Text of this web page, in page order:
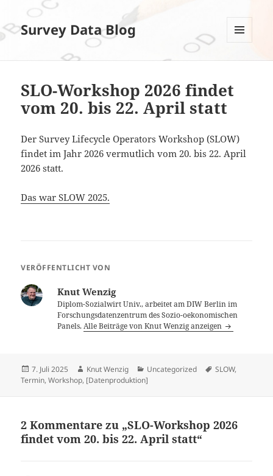
Survey Data Blog
SLO-Workshop 2026 findet
vom 20. bis 22. April statt
Der Survey Lifecycle Operators Workshop (SLOW)
findet im Jahr 2026 vermutlich vom 20. bis 22. April
2026 statt.
Das war SLOW 2025.
VERÖFFENTLICHT VON
Knut Wenzig
Diplom-Sozialwirt Univ., arbeitet am DIW Berlin im
Forschungsdatenzentrum des Sozio-oekonomischen
Panels.Alle Beiträge von Knut Wenzig anzeigen
Veröffentlicht
am
7. Juli 2025 Autor
Knut Wenzig Kategorien
Uncategorized Schlagwörter
SLOW,
Termin,Workshop, [Datenproduktion]
2 Kommentare zu „SLO-Workshop 2026
findet vom 20. bis 22. April statt“